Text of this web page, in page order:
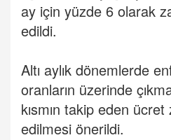
ay için yüzde 6 olarak
edildi.
Altı aylık dönemlerde
oranların üzerinde
kısmın takip eden ücret
edilmesi önerildi.